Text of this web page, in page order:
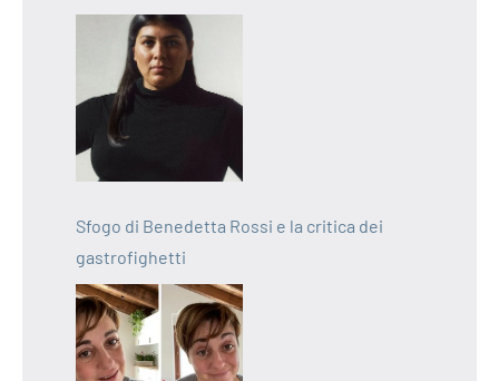
Sfogo di Benedetta Rossi e la critica dei
gastrofighetti